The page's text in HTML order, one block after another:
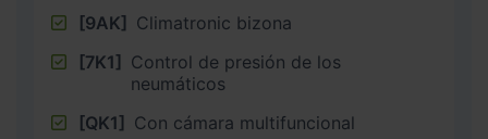
[9AK] Climatronic bizona
[7K1] Control de presión de los
neumáticos
[QK1] Con cámara multifuncional